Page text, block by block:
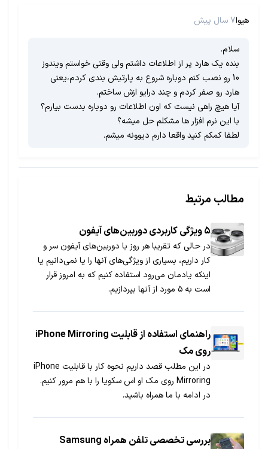
هیوا7 سال پیش
سلام.
بنده یک هارد پر از اطلاعات داشتم ولی وقتی خواستم ویندوز
10 رو نصب کنم دوباره شروع به پارتیش بندی کردم،یعنی
هارد رو صفر کردم و چند درایو ازش ساختم.
آیا هیچ راهی نیست که اون اطلاعات رو دوباره بدست بیارم؟
با این نرم افزار ها مشکلم حل میشه؟
لطفا کمکم کنید واقعا دارم دیوونه میشم.
مطالب مرتبط
۵ ویژگی کاربردی دوربین‌های آیفون
در حالی که تقریبا هر روز با دوربین‌های آیفون سر و
کار داریم، بسیاری از ویژگی‌های آنها را یا نمی‌دانیم یا
اینکه یادمان می‌رود استفاده کنیم که به امروز قرار
است به ۵ مورد از آنها بپردازیم.
راهنمای استفاده از قابلیت iPhone Mirroring
روی مک
در این مطلب قصد داریم نحوه کار با قابلیت iPhone
Mirroring روی مک او اس سکویا را با هم مرور کنیم.
در ادامه با ما همراه باشید.
بررسی تخصصی تلفن همراه Samsung